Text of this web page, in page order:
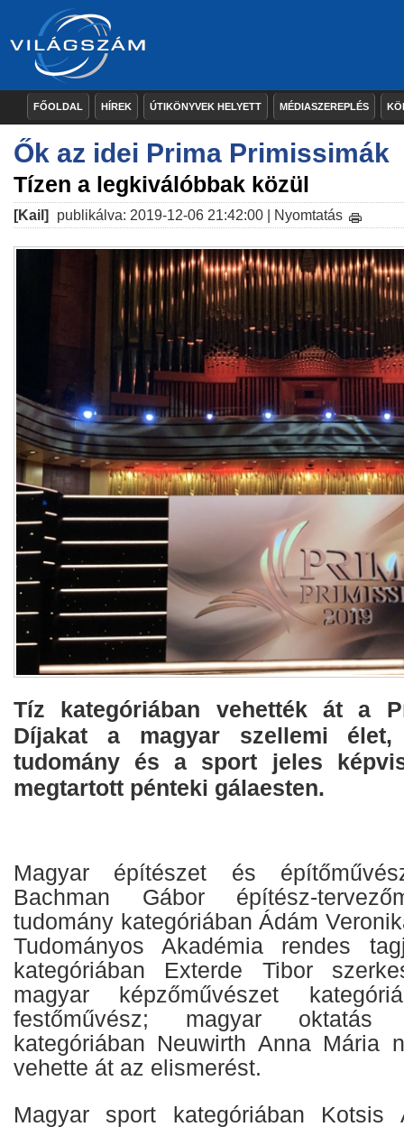
FŐOLDAL HÍREK ÚTIKÖNYVEK HELYETT MÉDIASZEREPLÉS
Ők az idei Prima Primissimák
Tízen a legkiválóbbak közül
[Kail] publikálva: 2019-12-06 21:42:00 | Nyomtatás
Tíz kategóriában vehették át a
Díjakat a magyar szellemi
tudomány és a sport jeles
megtartott pénteki gálaesten.
Magyar építészet és
Bachman Gábor építész-
tudomány kategóriában Ádám
Tudományos Akadémia rendes
kategóriában Exterde Tibor
magyar képzőművészet
festőművész; magyar oktatás
kategóriában Neuwirth Anna Mária
vehette át az elismerést.
Magyar sport kategóriában Kotsis